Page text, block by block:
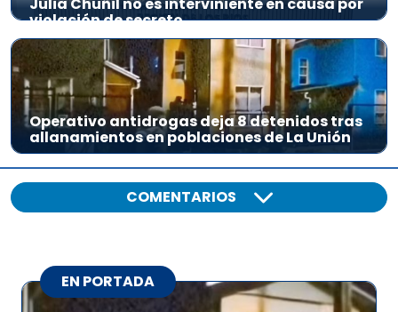
Julia Chuñil no es interviniente en causa por
violación de secreto
Operativo antidrogas deja 8 detenidos tras
allanamientos en poblaciones de La Unión
COMENTARIOS
EN PORTADA